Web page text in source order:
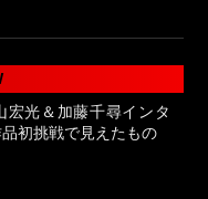
宏光＆加藤千尋インタ
初挑戦で見えたもの